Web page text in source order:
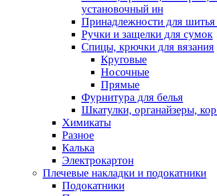
установочный ин
Принадлежности для шитья
Ручки и защелки для сумок
Спицы, крючки для вязания
Круговые
Носочные
Прямые
Фурнитура для белья
Шкатулки, органайзеры,
Химикаты
Разное
Калька
Электрокартон
Плечевые накладки и подокатники
Подокатники